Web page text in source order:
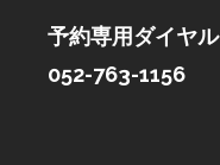
予約専用ダイヤル
052-763-1156